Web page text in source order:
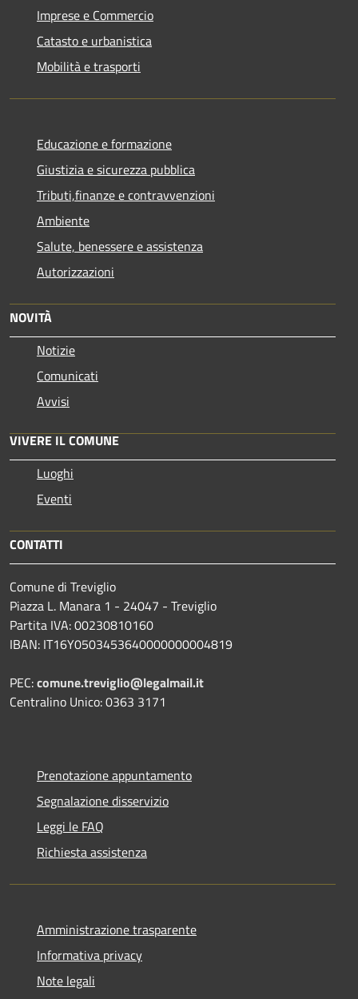
Imprese e Commercio
Catasto e urbanistica
Mobilità e trasporti
Educazione e formazione
Giustizia e sicurezza pubblica
Tributi,finanze e contravvenzioni
Ambiente
Salute, benessere e assistenza
Autorizzazioni
NOVITÀ
Notizie
Comunicati
Avvisi
VIVERE IL COMUNE
Luoghi
Eventi
CONTATTI
Comune di Treviglio
Piazza L. Manara 1 - 24047 - Treviglio
Partita IVA: 00230810160
IBAN: IT16Y0503453640000000004819
PEC:comune.treviglio@legalmail.it
Centralino Unico: 0363 3171
Prenotazione appuntamento
Segnalazione disservizio
Leggi le FAQ
Richiesta assistenza
Amministrazione trasparente
Informativa privacy
Note legali